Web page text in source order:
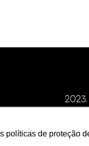
políticas de proteção
ECS